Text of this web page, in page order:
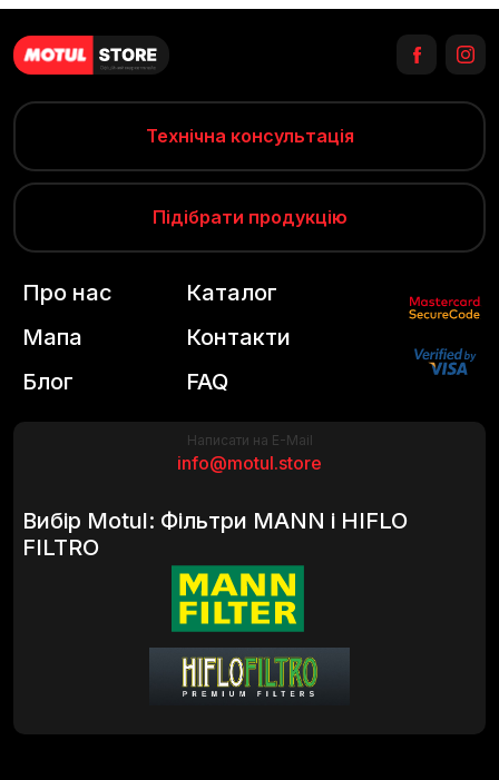
Технічна консультація
Підібрати продукцію
Написати на E-Mail
info@motul.store
Вибір Motul: Фільтри MANN і HIFLO
FILTRO
Про нас
Мапа
Блог
Каталог
Контакти
FAQ